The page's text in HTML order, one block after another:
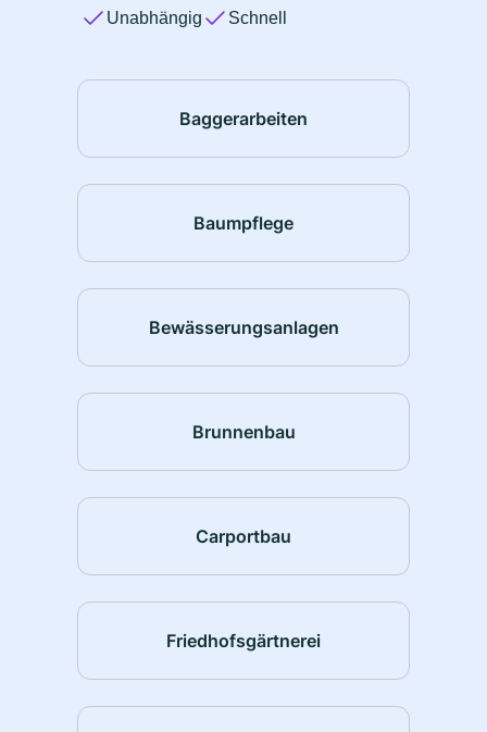
Unabhängig
Schnell
Baggerarbeiten
Baumpflege
Bewässerungsanlagen
Brunnenbau
Carportbau
Friedhofsgärtnerei